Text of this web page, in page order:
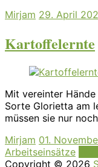
Mirjam 29. April
Kartoffelernte
Mit vereinter
Sorte Glorietta am
müssen sie nur
Mirjam 01.
Arbeitseinsätze
Copyright © 2026